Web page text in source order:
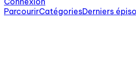
ParcourirCatégoriesDerniers